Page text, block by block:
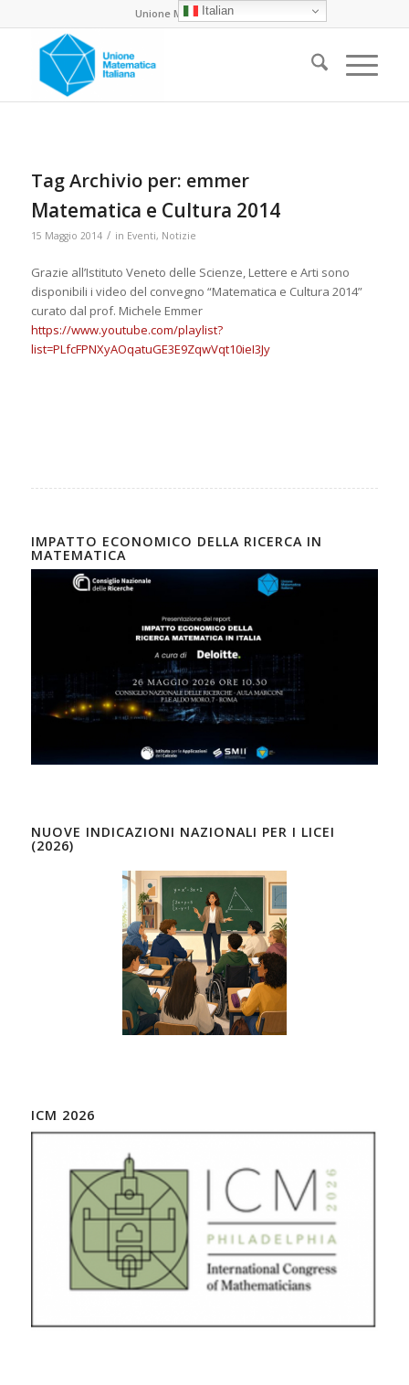
Unione Matematica Italiana
Tag Archivio per: emmer
Matematica e Cultura 2014
15 Maggio 2014 / in Eventi, Notizie
Grazie all’Istituto Veneto delle Scienze, Lettere e Arti sono
disponibili i video del convegno “Matematica e Cultura 2014”
curato dal prof. Michele Emmer
https://www.youtube.com/playlist?
list=PLfcFPNXyAOqatuGE3E9ZqwVqt10ieI3Jy
IMPATTO ECONOMICO DELLA RICERCA IN
MATEMATICA
NUOVE INDICAZIONI NAZIONALI PER I LICEI
(2026)
ICM 2026
Italian